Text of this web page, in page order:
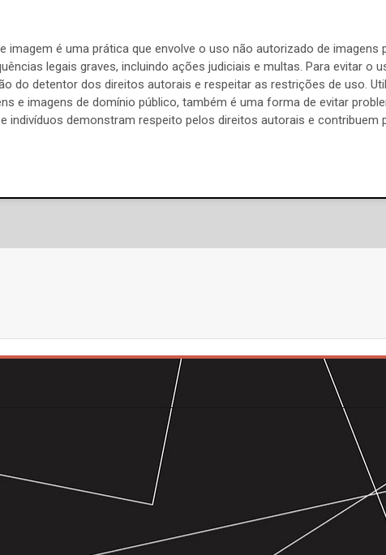
imagem é uma prática que envolve o uso não autorizado de imagens
legais graves, incluindo ações judiciais e multas. Para evitar o
do detentor dos direitos autorais e respeitar as restrições de uso.
e imagens de domínio público, também é uma forma de evitar
indivíduos demonstram respeito pelos direitos autorais e contribuem